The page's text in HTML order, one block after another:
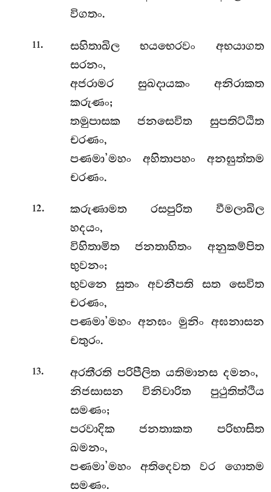
විගතං.
11.
සහිතාඛිල භයභෙරවං අභයාගත
සරනං,
අජරාමර සුඛදායකං අනිරාකත
කරුණං;
තමුපාසක ජනසෙවිත සුපතිට්ඨිත
චරණං,
පණමා’මහං අහිතාපහං අනඝුත්තම
චරණං.
12.
කරුණාමත රසපුරිත වීමලාඛිල
හදයං,
විහිතාමිත ජනතාහිතං අනුකම්පිත
භුවනං;
භුවනෙ සුතං අවනීපති සත සෙවිත
චරණං,
පණමා’මහං අනඝං මුනිං අඝනාසන
චතුරං.
13.
අරතීරති පරිපීලිත යතිමානස දමනං,
නිජසාසන විනිවාරිත පුථුතිත්ථිය
සමණං;
පරවාදික ජනතාකත පරිභාසිත
ඛමනං,
පණමා’මහං අතිදෙවත වර ගොතම
සමණං.